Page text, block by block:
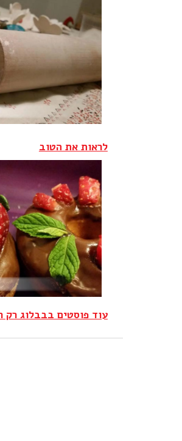
לראות את הטוב‎
עוד פוסטים בבבלוג רק